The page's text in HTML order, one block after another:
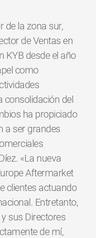
de la zona sur,
de Ventas en
KYB desde el año
como
consolidación del
ha propiciado
a ser grandes
«La nueva
Aftermarket
clientes actuando
Entretanto,
sus Directores
de mí,